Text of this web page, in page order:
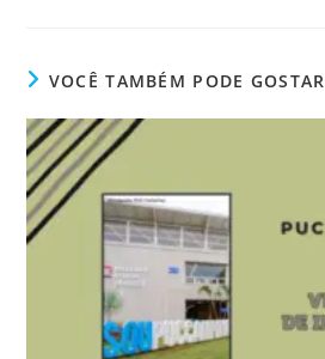
VOCÊ TAMBÉM PODE GOSTAR